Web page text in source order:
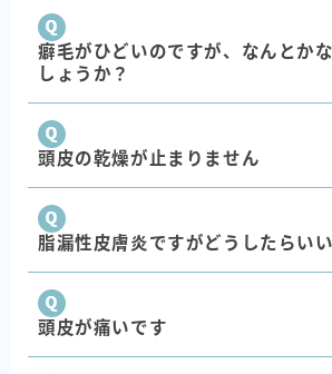
癖毛がひどいのですが、なんとか
しょうか？
頭皮の乾燥が止まりません
脂漏性皮膚炎ですがどうしたらい
頭皮が痛いです